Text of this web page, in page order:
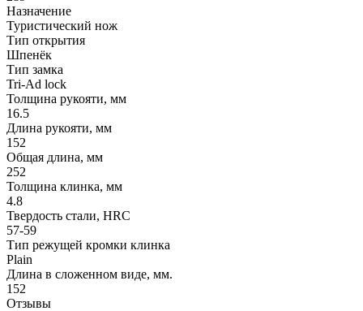
Назначение
Туристический нож
Тип открытия
Шпенёк
Тип замка
Tri-Ad lock
Толщина рукояти, мм
16.5
Длина рукояти, мм
152
Общая длина, мм
252
Толщина клинка, мм
4.8
Твердость стали, HRC
57-59
Тип режущей кромки клинка
Plain
Длина в сложенном виде, мм.
152
Отзывы